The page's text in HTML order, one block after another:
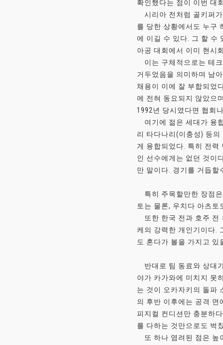
확인했다는 점이 이번 대
시리아 전처럼 골키퍼가
를 당한 상황에서도 누구
에 이길 수 있다. 그 할 수
아공 대회에서 이미 현시
이는 구체적으로는 테
거두었음을 의미하며 남
채용이 이에 잘 부합되었
에 전혀 동요되지 않았으
1992년 당시였다면 협회
여기에 젊은 세대가 융
리 타다나리(이충성) 등
게 융합되었다. 특히 전
인 선수에게는 없던 것이
만 말이다. 경기를 거듭
특히 주목할만한 장점
토는 물론, 우치다 아츠
또한 한국 전과 호주 전
케의 강력한 개인기이다.
도 혼다가 볼을 가지고
반대로 팀 동료와 상대
야가 카가와에 미치지 못
는 것이 오카자키의 돌파
의 후반 이후에는 공격
피지컬 컨디션만 충분하
를 다하는 것만으로도 벅
또 하나 염려된 점은 높